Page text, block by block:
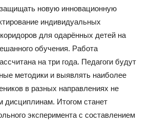
новую инновационную
индивидуальных
для одарённых детей на
обучения. Работа
на три года. Педагоги будут
методики и выявлять наиболее
в разных направлениях не
дисциплинам. Итогом станет
эксперимента с составлением